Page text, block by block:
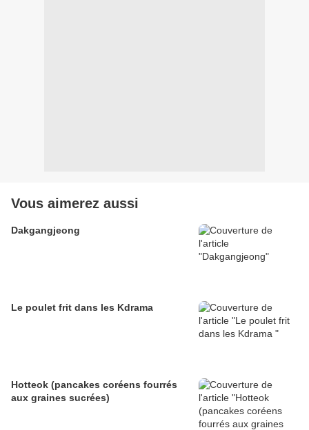
Vous aimerez aussi
Dakgangjeong
Le poulet frit dans les Kdrama
Hotteok (pancakes coréens fourrés
aux graines sucrées)